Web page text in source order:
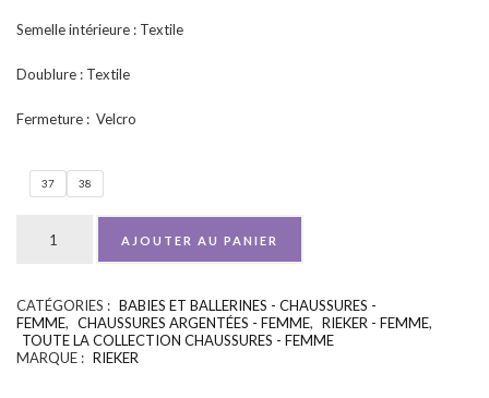
Semelle intérieure : Textile
Doublure : Textile
Fermeture : Velcro
37 38
AJOUTER AU PANIER
CATÉGORIES : BABIES ET BALLERINES - CHAUSSURES -
FEMME, CHAUSSURES ARGENTÉES - FEMME, RIEKER - FEMME,
TOUTE LA COLLECTION CHAUSSURES - FEMME
MARQUE : RIEKER